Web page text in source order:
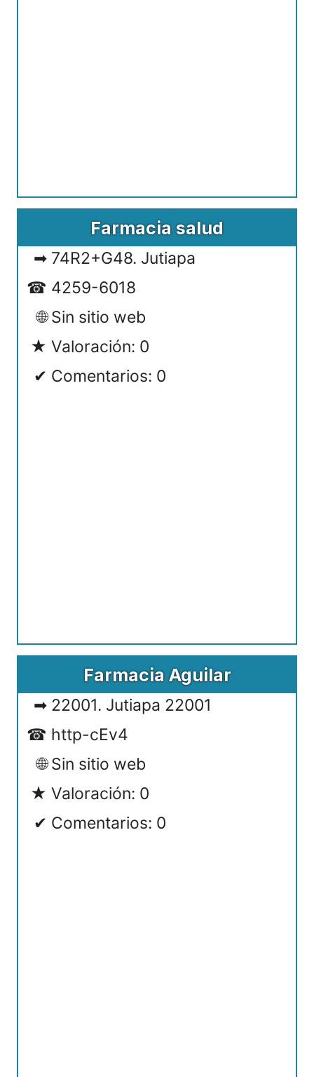
Farmacia salud
74R2+G48. Jutiapa
4259-6018
Sin sitio web
Valoración: 0
Comentarios: 0
Farmacia Aguilar
22001. Jutiapa 22001
http-cEv4
Sin sitio web
Valoración: 0
Comentarios: 0